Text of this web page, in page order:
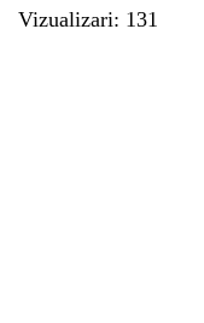
Vizualizari: 131